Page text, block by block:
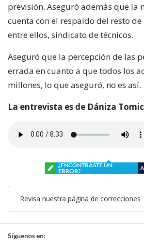
previsión. Aseguró además que la
cuenta con el respaldo del resto
entre ellos, sindicato de técnicos.
Aseguró que la percepción de las
errada en cuanto a que todos los
millones, lo que aseguró, no es así.
La entrevista es de Dániza
¿ENCONTRASTE UN
ERROR?
Revisa nuestra página de correcciones
Síguenos en: